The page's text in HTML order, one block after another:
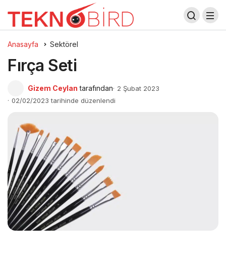
Anasayfa Sektörel
Fırça Seti
Gizem Ceylan tarafından
2 Şubat 2023
02/02/2023 tarihinde düzenlendi